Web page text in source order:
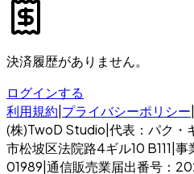
決済履歴がありません。
ログインする
利用規約 プライバシーポリシー
(株)TwoD Studio 代表：パク・
市松坡区法院路4ギル10 B111 事
01989 通信販売業届出番号：